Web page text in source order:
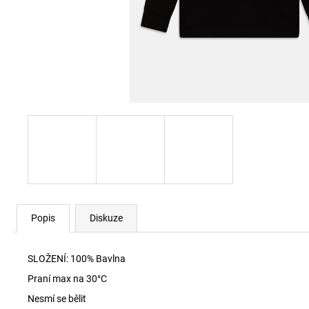
Popis Diskuze
SLOŽENÍ: 100% Bavlna
Praní max na 30°C
Nesmí se bělit
SKM-RAY-THREEPACK PONOŽKY E7694